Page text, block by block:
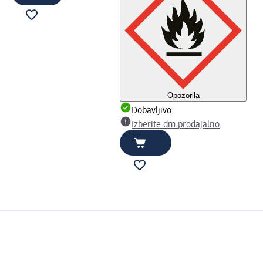
Opozorila
Dobavljivo
Izberite dm prodajalno